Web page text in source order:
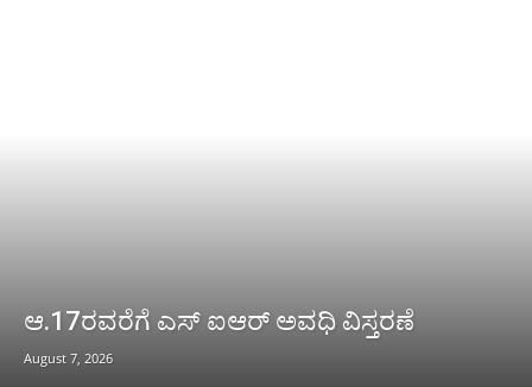
ಆ.17ರವರೆಗೆ ಎಸ್ ಐಆರ್ ಅವಧಿ ವಿಸ್ತರಣೆ
August 7, 2026